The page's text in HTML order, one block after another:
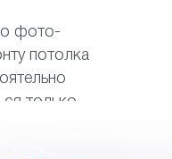
может привести
Чтобы
монтаж нового
фото-
потолка
только